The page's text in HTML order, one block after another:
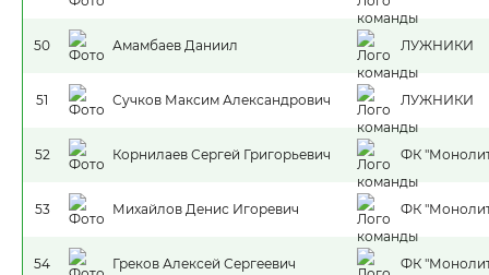
50 Амамбаев Даниил ЛУЖНИКИ
51 Сучков Максим Александрович ЛУЖНИКИ
52 Корнилаев Сергей Григорьевич ФК
53 Михайлов Денис Игоревич ФК
54 Греков Алексей Сергеевич ФК